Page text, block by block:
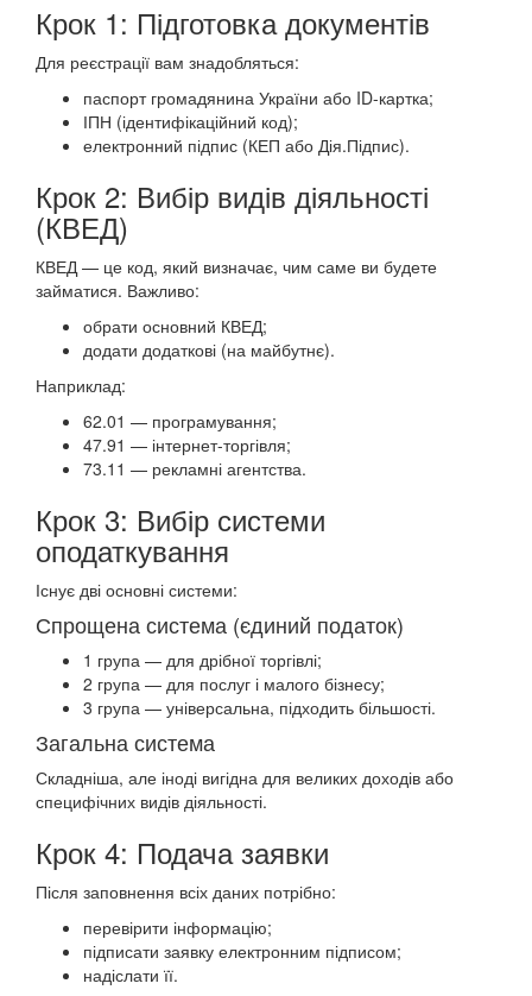
Крок 1: Підготовка документів
Для реєстрації вам знадобляться:
паспорт громадянина України або ID-картка;
ІПН (ідентифікаційний код);
електронний підпис (КЕП або Дія.Підпис).
Крок 2: Вибір видів діяльності
(КВЕД)
КВЕД — це код, який визначає, чим саме ви будете
займатися. Важливо:
обрати основний КВЕД;
додати додаткові (на майбутнє).
Наприклад:
62.01 — програмування;
47.91 — інтернет-торгівля;
73.11 — рекламні агентства.
Крок 3: Вибір системи
оподаткування
Існує дві основні системи:
Спрощена система (єдиний податок)
1 група — для дрібної торгівлі;
2 група — для послуг і малого бізнесу;
3 група — універсальна, підходить більшості.
Загальна система
Складніша, але іноді вигідна для великих доходів або
специфічних видів діяльності.
Крок 4: Подача заявки
Після заповнення всіх даних потрібно:
перевірити інформацію;
підписати заявку електронним підписом;
надіслати її.